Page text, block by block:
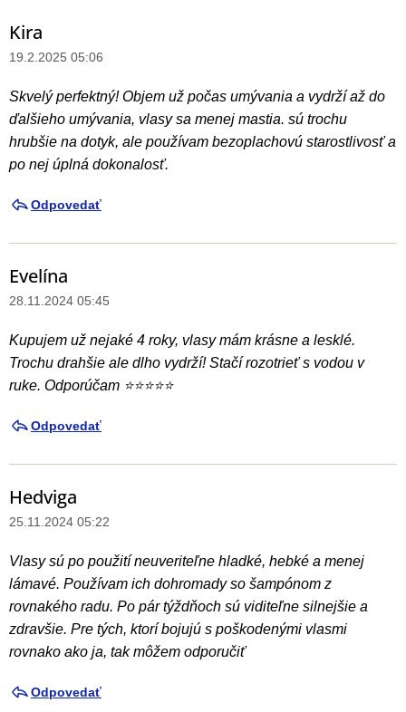
Kira
19.2.2025 05:06
Skvelý perfektný! Objem už počas umývania a vydrží až do
ďalšieho umývania, vlasy sa menej mastia. sú trochu
hrubšie na dotyk, ale používam bezoplachovú starostlivosť a
po nej úplná dokonalosť.
Odpovedať
Evelína
28.11.2024 05:45
Kupujem už nejaké 4 roky, vlasy mám krásne a lesklé.
Trochu drahšie ale dlho vydrží! Stačí rozotrieť s vodou v
ruke. Odporúčam ⭐️⭐️⭐️⭐️⭐️
Odpovedať
Hedviga
25.11.2024 05:22
Vlasy sú po použití neuveriteľne hladké, hebké a menej
lámavé. Používam ich dohromady so šampónom z
rovnakého radu. Po pár týždňoch sú viditeľne silnejšie a
zdravšie. Pre tých, ktorí bojujú s poškodenými vlasmi
rovnako ako ja, tak môžem odporučiť
Odpovedať